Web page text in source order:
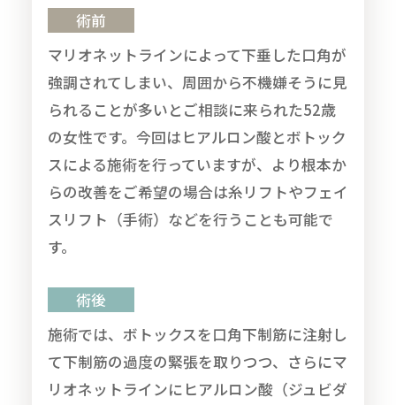
術前
マリオネットラインによって下垂した口角が
強調されてしまい、周囲から不機嫌そうに見
られることが多いとご相談に来られた52歳
の女性です。今回はヒアルロン酸とボトック
スによる施術を行っていますが、より根本か
らの改善をご希望の場合は糸リフトやフェイ
スリフト（手術）などを行うことも可能で
す。
術後
施術では、ボトックスを口角下制筋に注射し
て下制筋の過度の緊張を取りつつ、さらにマ
リオネットラインにヒアルロン酸（ジュビダ